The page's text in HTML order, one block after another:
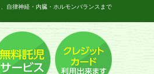
自律神経・内臓・ホルモンバランスまで